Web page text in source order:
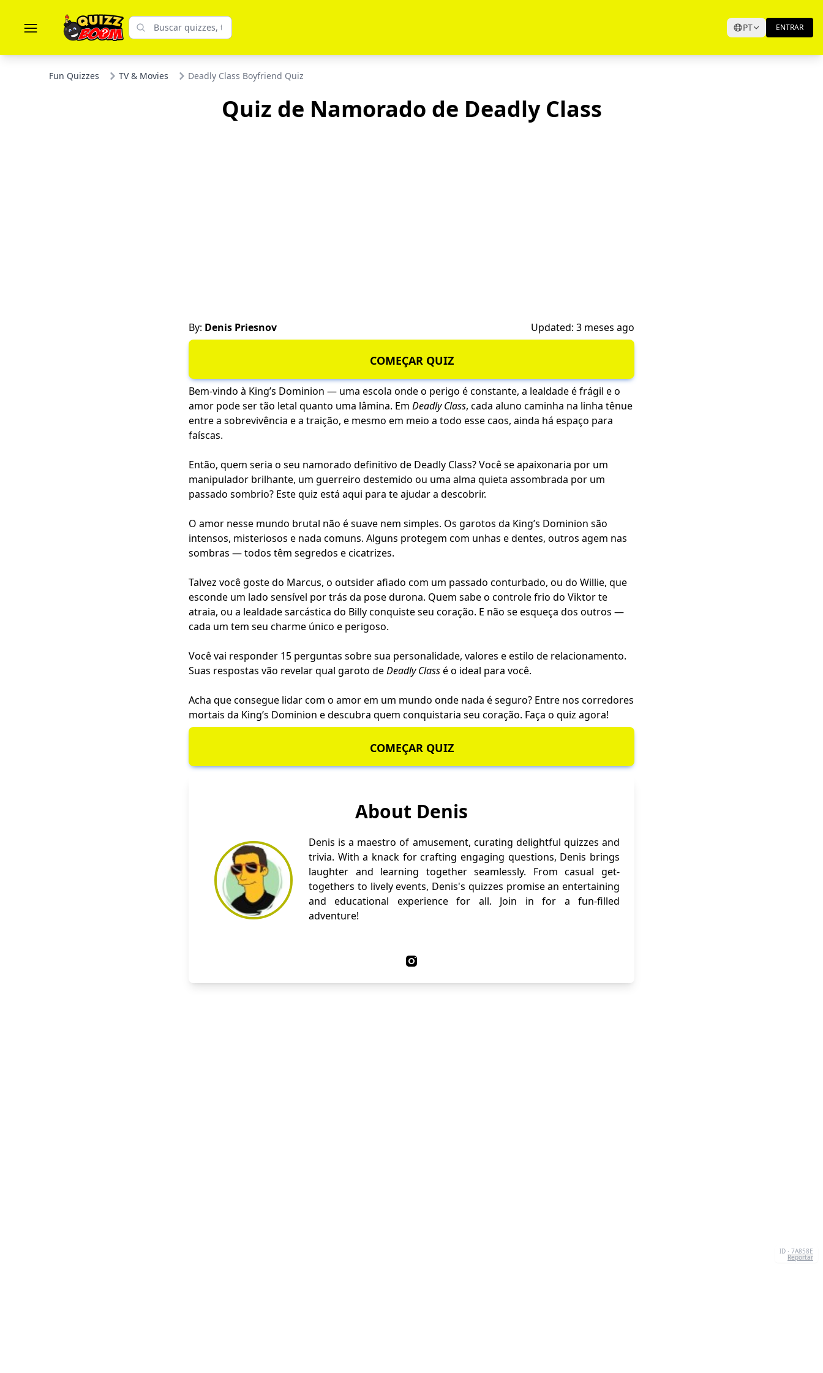
PT ENTRAR
Fun Quizzes TV & Movies Deadly Class Boyfriend Quiz
Quiz de Namorado de Deadly Class
By: Denis Priesnov Updated: 3 meses ago
COMEÇAR QUIZ
Bem-vindo à King’s Dominion — uma escola onde o perigo é constante, a lealdade é frágil e o
amor pode ser tão letal quanto uma lâmina. Em Deadly Class, cada aluno caminha na linha tênue
entre a sobrevivência e a traição, e mesmo em meio a todo esse caos, ainda há espaço para
faíscas.
Então, quem seria o seu namorado definitivo de Deadly Class? Você se apaixonaria por um
manipulador brilhante, um guerreiro destemido ou uma alma quieta assombrada por um
passado sombrio? Este quiz está aqui para te ajudar a descobrir.
O amor nesse mundo brutal não é suave nem simples. Os garotos da King’s Dominion são
intensos, misteriosos e nada comuns. Alguns protegem com unhas e dentes, outros agem nas
sombras — todos têm segredos e cicatrizes.
Talvez você goste do Marcus, o outsider afiado com um passado conturbado, ou do Willie, que
esconde um lado sensível por trás da pose durona. Quem sabe o controle frio do Viktor te
atraia, ou a lealdade sarcástica do Billy conquiste seu coração. E não se esqueça dos outros —
cada um tem seu charme único e perigoso.
Você vai responder 15 perguntas sobre sua personalidade, valores e estilo de relacionamento.
Suas respostas vão revelar qual garoto deDeadly Classé o ideal para você.
Acha que consegue lidar com o amor em um mundo onde nada é seguro? Entre nos corredores
mortais da King’s Dominion e descubra quem conquistaria seu coração. Faça o quiz agora!
COMEÇAR QUIZ
About Denis
Denis is a maestro of amusement, curating delightful quizzes and
trivia. With a knack for crafting engaging questions, Denis brings
laughter and learning together seamlessly. From casual get-
togethers to lively events, Denis's quizzes promise an entertaining
and educational experience for all. Join in for a fun-filled
adventure!
ID · 7A858E
Reportar